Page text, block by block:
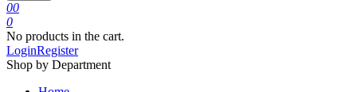
00
0
No products in the cart.
LoginRegister
Shop by Department